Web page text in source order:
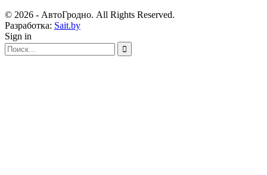
© 2026 - АвтоГродно. All Rights Reserved.
Разработка: Sait.by
Sign in